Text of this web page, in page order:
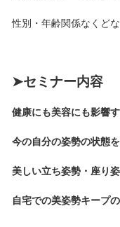
性別・年齢関係なくど
➤セミナー内容
健康にも美容にも影響す
今の自分の姿勢の状態を
美しい立ち姿勢・座り姿
自宅での美姿勢キープの